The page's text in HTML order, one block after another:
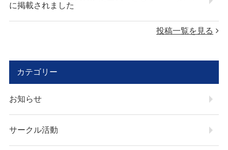
に掲載されました
投稿一覧を見る
カテゴリー
お知らせ
サークル活動